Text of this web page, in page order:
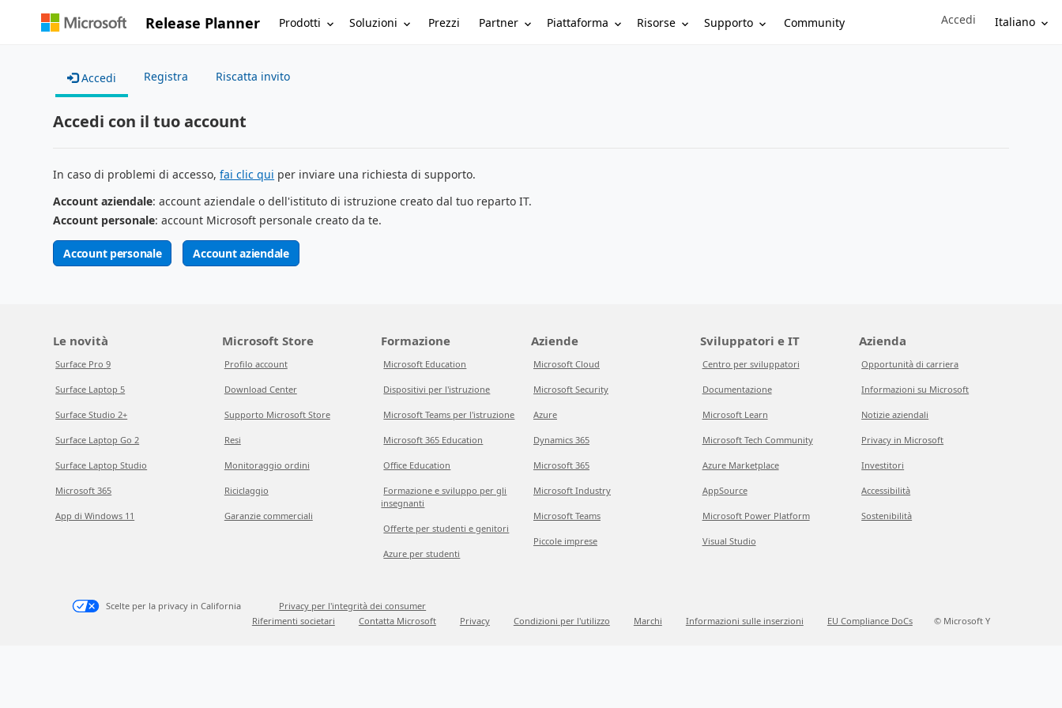
Release Planner Prodotti Soluzioni Prezzi Partner Piattaforma Risorse Supporto Community Sign in to your account
Accedi Italiano
Accedi Registra Riscatta invito
Accedi con il tuo account
In caso di problemi di accesso,fai clic qui per inviare una richiesta di supporto.
Account aziendale: account aziendale o dell'istituto di istruzione creato dal tuo reparto IT.
Account personale: account Microsoft personale creato da te.
Account personale Account aziendale
Le novità
Surface Pro 9
Surface Laptop 5
Surface Studio 2+
Surface Laptop Go 2
Surface Laptop Studio
Microsoft 365
App di Windows 11
Microsoft Store
Profilo account
Download Center
Supporto Microsoft Store
Resi
Monitoraggio ordini
Riciclaggio
Garanzie commerciali
Formazione
Microsoft Education
Dispositivi per l'istruzione
Microsoft Teams per l'istruzione
Microsoft 365 Education
Office Education
Formazione e sviluppo per gli
insegnanti
Offerte per studenti e genitori
Azure per studenti
Aziende
Microsoft Cloud
Microsoft Security
Azure
Dynamics 365
Microsoft 365
Microsoft Industry
Microsoft Teams
Piccole imprese
Sviluppatori e IT
Centro per sviluppatori
Documentazione
Microsoft Learn
Microsoft Tech Community
Azure Marketplace
AppSource
Microsoft Power Platform
Visual Studio
Azienda
Opportunità di carriera
Informazioni su Microsoft
Notizie aziendali
Privacy in Microsoft
Investitori
Accessibilità
Sostenibilità
Scelte per la privacy in California
Privacy per l'integrità dei consumer
Riferimenti societari
Contatta Microsoft Privacy Condizioni per l'utilizzo Marchi Informazioni sulle inserzioni EU Compliance DoCs © Microsoft Y